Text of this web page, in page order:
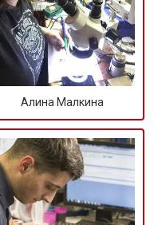
Алина Малкина